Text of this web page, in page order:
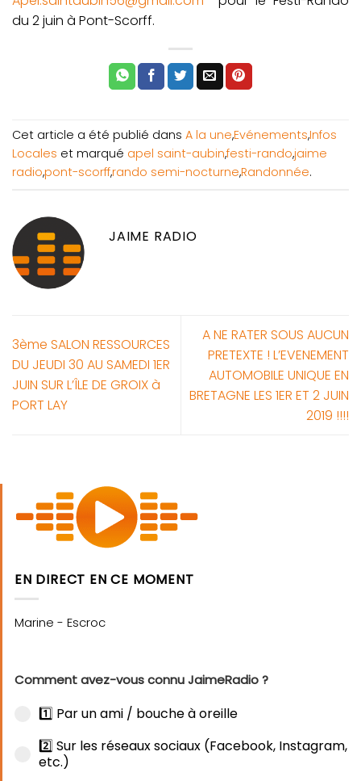
du 2 juin à Pont-Scorff.
Cet article a été publié dans A la une,Evénements,Infos
Locales et marqué apel saint-aubin,festi-rando,jaime
radio,pont-scorff,rando semi-nocturne,Randonnée.
JAIME RADIO
3ème SALON RESSOURCES
DU JEUDI 30 AU SAMEDI 1ER
JUIN SUR L’ÎLE DE GROIX à
PORT LAY
A NE RATER SOUS AUCUN
PRETEXTE ! L’EVENEMENT
AUTOMOBILE UNIQUE EN
BRETAGNE LES 1ER ET 2 JUIN
2019 !!!!
EN DIRECT EN CE MOMENT
Comment avez-vous connu JaimeRadio ?
1️⃣ Par un ami / bouche à oreille
2️⃣ Sur les réseaux sociaux (Facebook, Instagram,
etc.)